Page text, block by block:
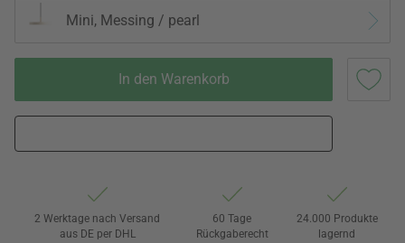
Mini, Messing / pearl
In den Warenkorb
2 Werktage nach Versand
aus DE per DHL
60 Tage
Rückgaberecht
24.000 Produkte
lagernd